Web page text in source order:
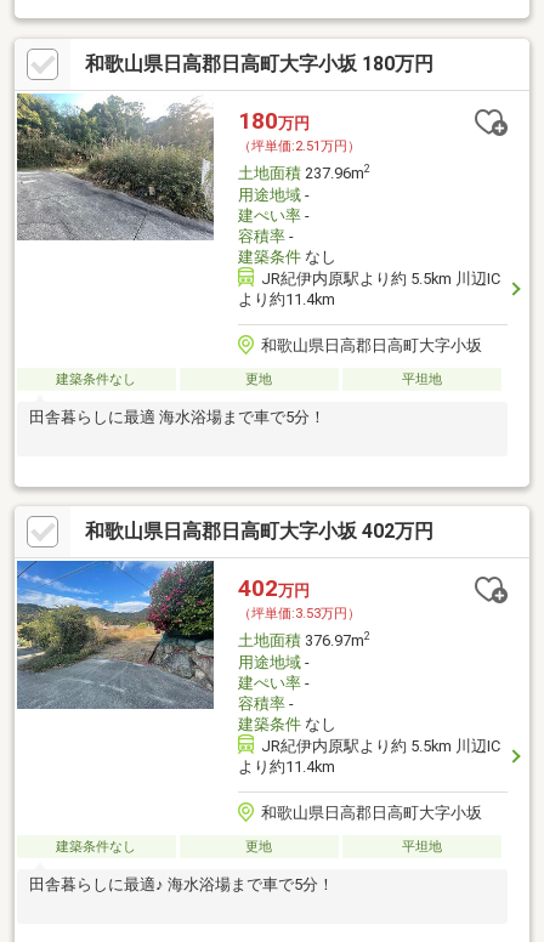
和歌山県日高郡日高町大字小坂 180万円
180万円
（坪単価:2.51万円）
土地面積237.96m2
用途地域-
建ぺい率-
容積率-
建築条件なし
JR紀伊内原駅より約 5.5km 川辺IC
より約11.4km
和歌山県日高郡日高町大字小坂
建築条件なし 更地 平坦地
田舎暮らしに最適 海水浴場まで車で5分！
和歌山県日高郡日高町大字小坂 402万円
402万円
（坪単価:3.53万円）
土地面積376.97m2
用途地域-
建ぺい率-
容積率-
建築条件なし
JR紀伊内原駅より約 5.5km 川辺IC
より約11.4km
和歌山県日高郡日高町大字小坂
建築条件なし 更地 平坦地
田舎暮らしに最適♪ 海水浴場まで車で5分！